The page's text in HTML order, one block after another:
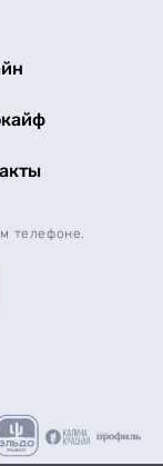
телефоне.